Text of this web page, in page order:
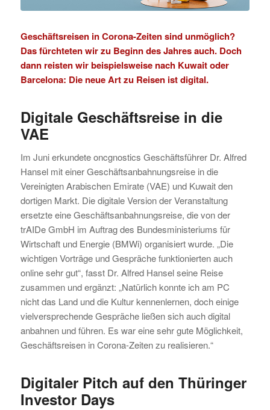
Geschäftsreisen in Corona-Zeiten sind unmöglich?
Das fürchteten wir zu Beginn des Jahres auch. Doch
dann reisten wir beispielsweise nach Kuwait oder
Barcelona: Die neue Art zu Reisen ist digital.
Digitale Geschäftsreise in die
VAE
Im Juni erkundete oncgnostics Geschäftsführer Dr. Alfred
Hansel mit einer Geschäftsanbahnungsreise in die
Vereinigten Arabischen Emirate (VAE) und Kuwait den
dortigen Markt. Die digitale Version der Veranstaltung
ersetzte eine Geschäftsanbahnungsreise, die von der
trAIDe GmbH im Auftrag des Bundesministeriums für
Wirtschaft und Energie (BMWi) organisiert wurde. „Die
wichtigen Vorträge und Gespräche funktionierten auch
online sehr gut“, fasst Dr. Alfred Hansel seine Reise
zusammen und ergänzt: „Natürlich konnte ich am PC
nicht das Land und die Kultur kennenlernen, doch einige
vielversprechende Gespräche ließen sich auch digital
anbahnen und führen. Es war eine sehr gute Möglichkeit,
Geschäftsreisen in Corona-Zeiten zu realisieren.“
Digitaler Pitch auf den Thüringer
Investor Days